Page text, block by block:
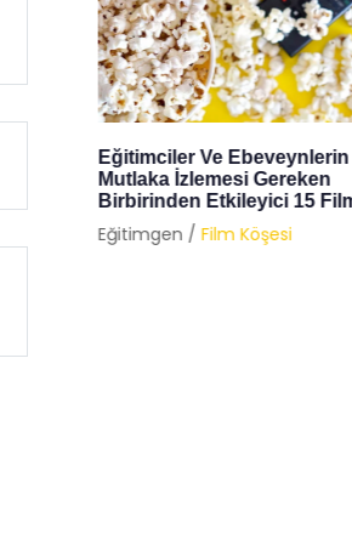
Çocuklarınızla Birlikte
İzleyebileceğiniz Animasyon
Filmleri
Eğitimgen /Film Köşesi